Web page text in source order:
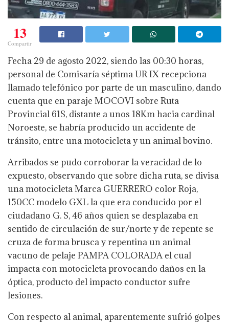
13
Compartir
Fecha 29 de agosto 2022, siendo las 00:30 horas,
personal de Comisaría séptima UR IX recepciona
llamado telefónico por parte de un masculino, dando
cuenta que en paraje MOCOVI sobre Ruta
Provincial 61S, distante a unos 18Km hacia cardinal
Noroeste, se habría producido un accidente de
tránsito, entre una motocicleta y un animal bovino.
Arribados se pudo corroborar la veracidad de lo
expuesto, observando que sobre dicha ruta, se divisa
una motocicleta Marca GUERRERO color Roja,
150CC modelo GXL la que era conducido por el
ciudadano G. S, 46 años quien se desplazaba en
sentido de circulación de sur/norte y de repente se
cruza de forma brusca y repentina un animal
vacuno de pelaje PAMPA COLORADA el cual
impacta con motocicleta provocando daños en la
óptica, producto del impacto conductor sufre
lesiones.
Con respecto al animal, aparentemente sufrió golpes